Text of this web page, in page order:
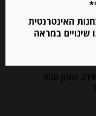
האינטרנטית
שינויים במראה